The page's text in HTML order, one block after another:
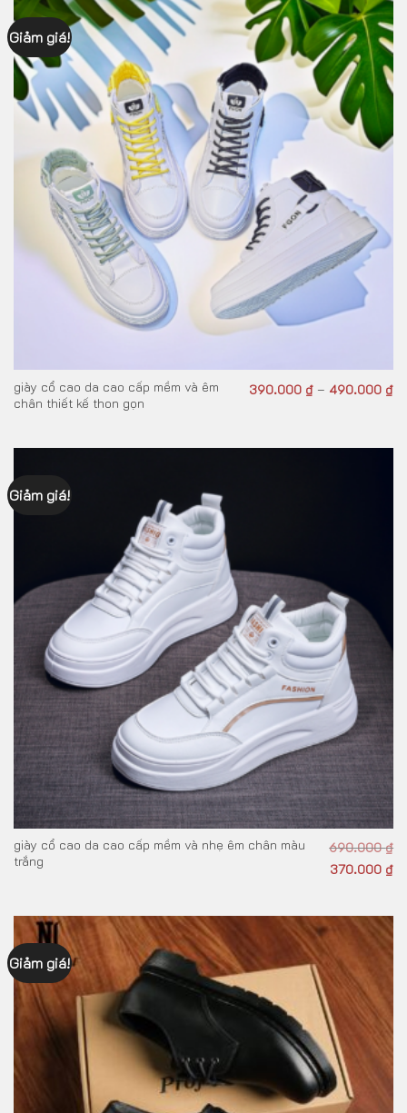
Giảm giá!
giày cổ cao da cao cấp mềm và êm
chân thiết kế thon gọn
390.000 ₫ – 490.000 ₫
Giảm giá!
giày cổ cao da cao cấp mềm và nhẹ êm chân màu
trắng
690.000₫
370.000 ₫
Giảm giá!